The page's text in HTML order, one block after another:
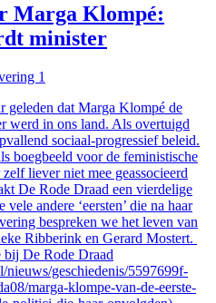
Marga Klompé:
minister
1
geleden dat Marga Klompé de
werd in ons land. Als overtuigd
sociaal-progressief beleid.
boegbeeld voor de feministische
liever niet mee geassocieerd
De Rode Draad een vierdelige
andere ‘eersten’ die na haar
bespreken we het leven van
Ribberink en Gerard Mostert.
bij De Rode Draad
geschiedenis/5597699f-
marga-klompe-van-de-eerste-